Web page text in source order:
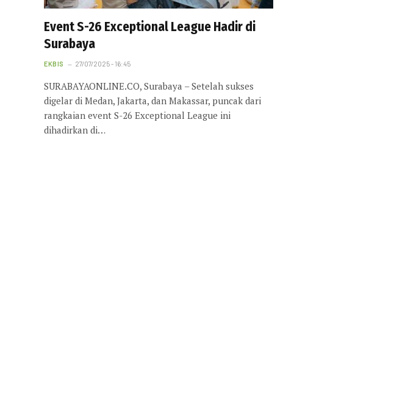
Event S-26 Exceptional League Hadir di
Surabaya
EKBIS 27/07/2025 - 16:45
SURABAYAONLINE.CO, Surabaya – Setelah sukses
digelar di Medan, Jakarta, dan Makassar, puncak dari
rangkaian event S-26 Exceptional League ini
dihadirkan di…